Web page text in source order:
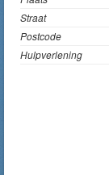
Straat
Postcode
Hulpverlening